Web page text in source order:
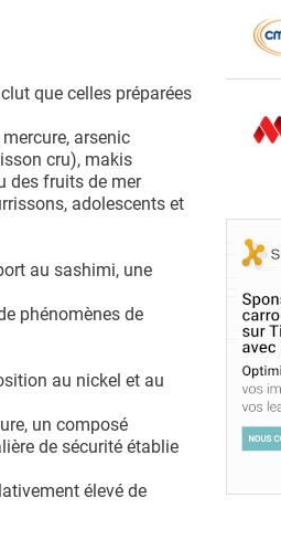
que celles préparées
arsenic
cru), makis
des fruits de mer
adolescents et
au sashimi, une
phénomènes de
au nickel et au
un composé
de sécurité établie
élevé de